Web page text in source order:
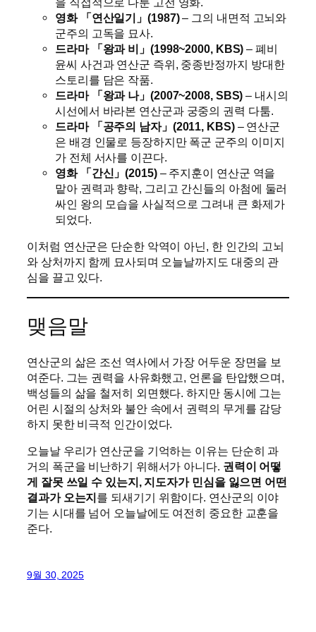
영화 「연산일기」(1987)– 그의 내면적 고뇌와
군주의 고독을 묘사.
드라마 「왕과 비」(1998~2000, KBS) – 폐비
윤씨 사건과 연산군 즉위, 중종반정까지 방대한
스토리를 담은 작품.
드라마 「왕과 나」(2007~2008, SBS) – 내시의
시선에서 바라본 연산군과 궁중의 권력 다툼.
드라마 「공주의 남자」(2011, KBS)– 연산군
은 배경 인물로 등장하지만 폭군 군주의 이미지
가 전체 서사를 이끈다.
영화 「간신」(2015)– 주지훈이 연산군 역을
맡아 권력과 향락, 그리고 간신들의 아첨에 둘러
싸인 왕의 모습을 사실적으로 그려내 큰 화제가
되었다.
이처럼 연산군은 단순한 악역이 아닌, 한 인간의 고뇌
와 상처까지 함께 묘사되며 오늘날까지도 대중의 관
심을 끌고 있다.
맺음말
연산군의 삶은 조선 역사에서 가장 어두운 장면을 보
여준다. 그는 권력을 사유화했고, 언론을 탄압했으며,
백성들의 삶을 철저히 외면했다. 하지만 동시에 그는
어린 시절의 상처와 불안 속에서 권력의 무게를 감당
하지 못한 비극적 인간이었다.
오늘날 우리가 연산군을 기억하는 이유는 단순히 과
거의 폭군을 비난하기 위해서가 아니다. 권력이 어떻
게 잘못 쓰일 수 있는지, 지도자가 민심을 잃으면 어떤
결과가 오는지를 되새기기 위함이다. 연산군의 이야
기는 시대를 넘어 오늘날에도 여전히 중요한 교훈을
준다.
9월 30, 2025